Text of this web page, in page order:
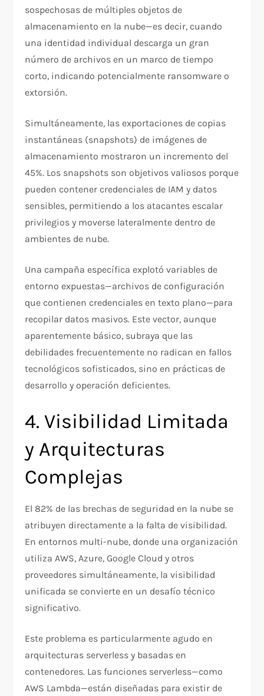
sospechosas de múltiples objetos de
almacenamiento en la nube—es decir, cuando
una identidad individual descarga un gran
número de archivos en un marco de tiempo
corto, indicando potencialmente ransomware o
extorsión.​
Simultáneamente, las exportaciones de copias
instantáneas (snapshots) de imágenes de
almacenamiento mostraron un incremento del
45%. Los snapshots son objetivos valiosos porque
pueden contener credenciales de IAM y datos
sensibles, permitiendo a los atacantes escalar
privilegios y moverse lateralmente dentro de
ambientes de nube.​
Una campaña específica explotó variables de
entorno expuestas—archivos de configuración
que contienen credenciales en texto plano—para
recopilar datos masivos. Este vector, aunque
aparentemente básico, subraya que las
debilidades frecuentemente no radican en fallos
tecnológicos sofisticados, sino en prácticas de
desarrollo y operación deficientes.
4. Visibilidad Limitada
y Arquitecturas
Complejas
El 82% de las brechas de seguridad en la nube se
atribuyen directamente a la falta de visibilidad.
En entornos multi-nube, donde una organización
utiliza AWS, Azure, Google Cloud y otros
proveedores simultáneamente, la visibilidad
unificada se convierte en un desafío técnico
significativo.​
Este problema es particularmente agudo en
arquitecturas serverless y basadas en
contenedores. Las funciones serverless—como
AWS Lambda—están diseñadas para existir de